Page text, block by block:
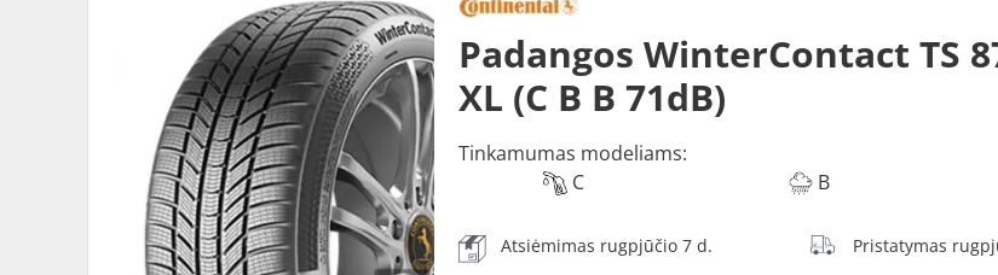
Padangos WinterContact TS
XL (C B B 71dB)
Tinkamumas modeliams:
C
B
Atsiėmimas rugpjūčio 7 d. Pristatymas